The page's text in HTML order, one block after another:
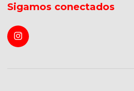
Sigamos conectados